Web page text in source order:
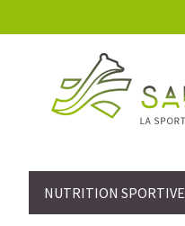
NUTRITION SPORTIVE